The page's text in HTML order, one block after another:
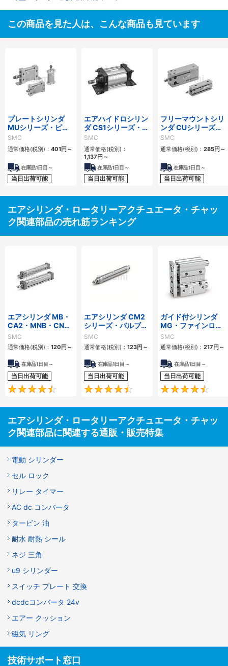
この商品を見た人は、こんな商品も見ています
プレートシリンダ
MUシリーズ・ピン
クランプシリンダ
CKUシリーズ パッ
キンセット
SMC
通常価格(税別)： 401円～
在庫品1日目～
当日出荷可能
エアハイドロシリン
ダ CS1シリーズ・ロ
ック付シリンダ
CNS・CLSシリーズ
パッキンセット
SMC
通常価格(税別)：
1,137円～
在庫品1日目～
当日出荷可能
フリーマウントシリ
ンダ CUシリーズ・
真空用フリーマウン
トシリンダ ZCUKシ
リーズ パッキンセッ
ト
SMC
通常価格(税別)： 285円～
在庫品1日目～
当日出荷可能
エアシリンダ・ロータリーアクチュエータ・チャッ
ク関連部品の売れ筋ランキング
エアシリンダ MB・
CA2・MNB・CNA2
シリーズ パッキンセ
ット ロックユニット
グリースパック
SMC
通常価格(税別)： 120円～
在庫品1日目～
当日出荷可能
4.7
エアシリンダ CM2
シリーズ・バルブ付
エアシリンダ CVシ
リーズ パッキンセッ
ト グリースパック
SMC
通常価格(税別)： 123円～
在庫品1日目～
当日出荷可能
4.5
ガイド付シリンダ
MG・ファインロッ
クシリンダ CLG1・
ロック付シリンダ
CNG パッキンセッ
ト
SMC
通常価格(税別)： 217円～
在庫品1日目～
当日出荷可能
エアシリンダ・ロータリーアクチュエータ・チャッ
ク関連部品に関連する通販・販売特集
電動 シリンダー
セル ロック
リレー タイマー
AC dc コンバータ
タービン 油
耐水 耐熱 シール
ネジ 三角
u9 シリンダー
スイッチ プレート 交換
dcdcコンバータ 24v
エアー クッション
磁気 リング
技術サポート窓口